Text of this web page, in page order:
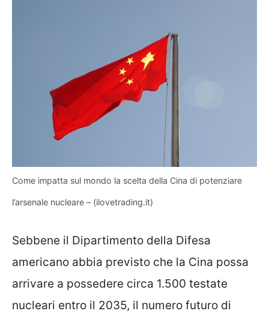
Come impatta sul mondo la scelta della Cina di potenziare
l’arsenale nucleare – (ilovetrading.it)
Sebbene il Dipartimento della Difesa
americano abbia previsto che la Cina possa
arrivare a possedere circa 1.500 testate
nucleari entro il 2035, il numero futuro di